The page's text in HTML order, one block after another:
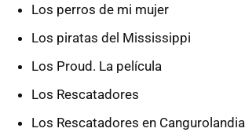
Los perros de mi mujer
Los piratas del Mississippi
Los Proud. La película
Los Rescatadores
Los Rescatadores en Cangurolandia